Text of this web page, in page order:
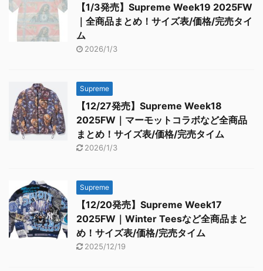
【1/3発売】Supreme Week19 2025FW
｜全商品まとめ！サイズ表/価格/完売タイ
ム
2026/1/3
Supreme
【12/27発売】Supreme Week18
2025FW｜マーモットコラボなど全商品
まとめ！サイズ表/価格/完売タイム
2026/1/3
Supreme
【12/20発売】Supreme Week17
2025FW｜Winter Teesなど全商品まと
め！サイズ表/価格/完売タイム
2025/12/19